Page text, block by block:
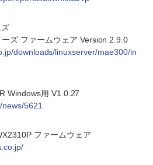
ズ ファームウェア Version 2.9.0
downloads/linuxserver/mae300/in
Windows用 V1.0.27
5621
ファームウェア